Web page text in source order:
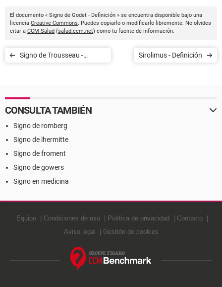
El documento « Signo de Godet - Definición » se encuentra disponible bajo una
licencia Creative Commons. Puedes copiarlo o modificarlo libremente. No olvides
citar a CCM Salud (salud.ccm.net) como tu fuente de información.
Signo de Trousseau -
Sirolimus - Definición
CONSULTA TAMBIÉN
Signo de romberg
Signo de lhermitte
Signo de froment
Signo de gowers
Signo en medicina
Equipo Condiciones de uso Política de privacidad
Contacto
Aviso legal
Gestión de cookies